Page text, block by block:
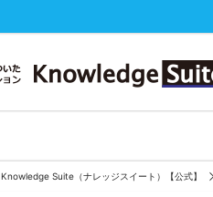
Knowledge Suite（ナレッジスイート）【公式】